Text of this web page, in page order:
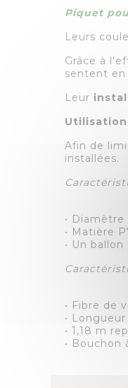
Piquet
Leurs
Grâce à
sentent
Leur
Utilisation
Afin de
installées.
•
• Matière
• Un
• Fibre de
•
• 1,18 m
• Bouchon